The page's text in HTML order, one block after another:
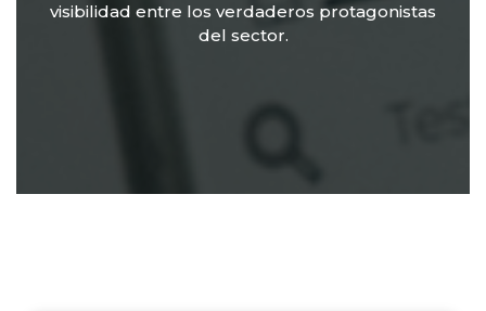
visibilidad entre los verdaderos protagonistas
del sector.